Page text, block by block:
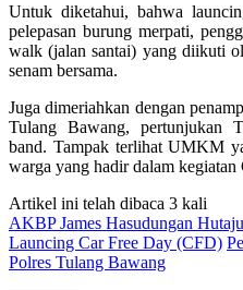
Untuk diketahui, bahwa
pelepasan burung merpati,
walk (jalan santai) yang diikuti
senam bersama.
Juga dimeriahkan dengan
Tulang Bawang, pertunjukan
band. Tampak terlihat UMKM
warga yang hadir dalam
Artikel ini telah dibaca 3 kali
AKBP James Hasudungan
Launcing Car Free Day (CFD)
Polres Tulang Bawang